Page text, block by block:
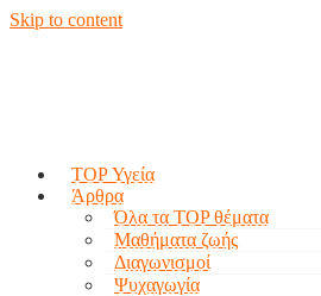
Skip to content
TOP Υγεία
Άρθρα
Όλα τα TOP θέματα
Μαθήματα ζωής
Διαγωνισμοί
Ψυχαγωγία